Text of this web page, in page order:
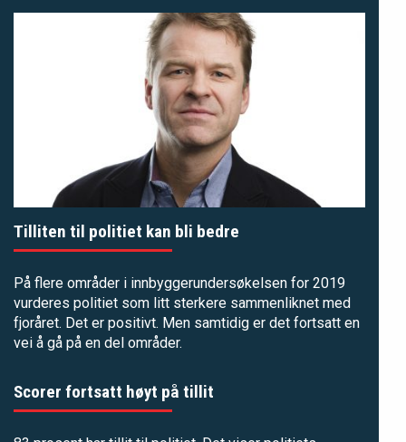
Tilliten til politiet kan bli bedre
På flere områder i innbyggerundersøkelsen for 2019
vurderes politiet som litt sterkere sammenliknet med
fjoråret. Det er positivt. Men samtidig er det fortsatt en
vei å gå på en del områder.
Scorer fortsatt høyt på tillit